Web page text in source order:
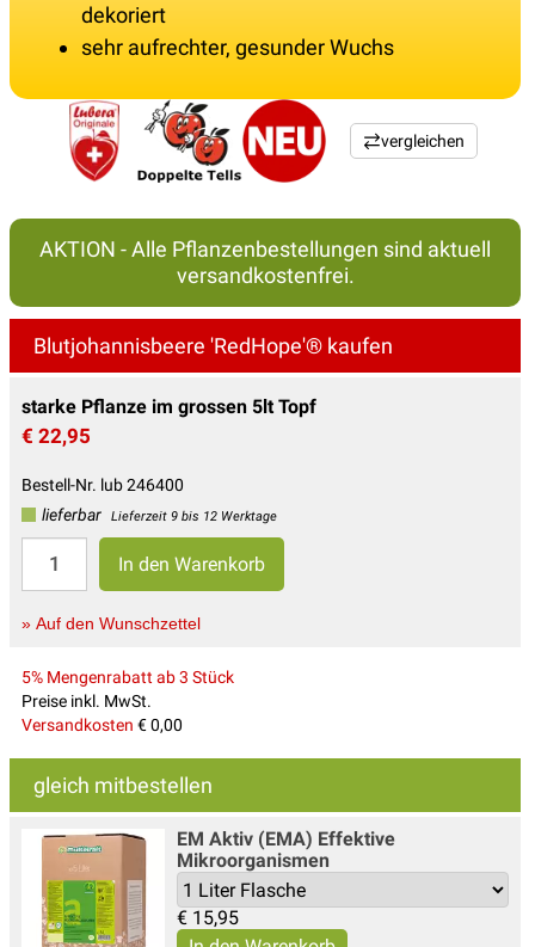
dekoriert
sehr aufrechter, gesunder Wuchs
vergleichen
AKTION - Alle Pflanzenbestellungen sind aktuell
versandkostenfrei.
Blutjohannisbeere 'RedHope'® kaufen
starke Pflanze im grossen 5lt Topf
€ 22,95
Bestell-Nr. lub 246400
lieferbar
Lieferzeit 9 bis 12 Werktage
» Auf den Wunschzettel
5% Mengenrabatt ab 3 Stück
Preise inkl. MwSt.
Versandkosten € 0,00
gleich mitbestellen
EM Aktiv (EMA) Effektive
Mikroorganismen
€ 15,95